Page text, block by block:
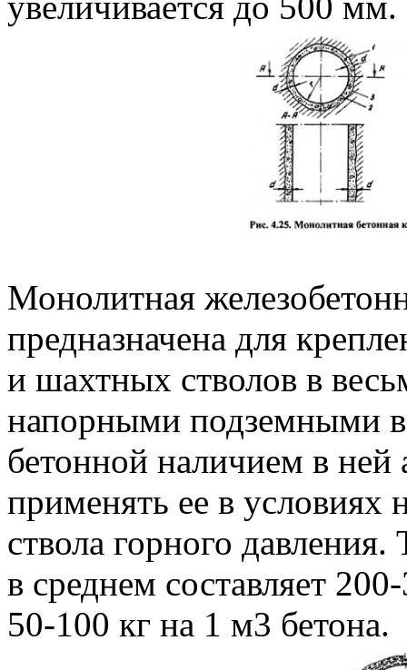
Монолитная
предназначена для
и шахтных стволов в
напорными подземными
бетонной наличием в ней
применять ее в условиях
ствола горного
в среднем составляет
50-100 кг на 1 м3 бетона.